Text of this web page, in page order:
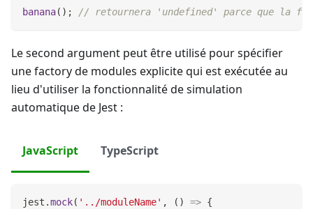
banana( ) ; // retournera 'undefined' parce que la
Le second argument peut être utilisé pour spécifier
une factory de modules explicite qui est exécutée au
lieu d'utiliser la fonctionnalité de simulation
automatique de Jest :
JavaScript TypeScript
jest .mock( '../moduleName' , ( ) => {